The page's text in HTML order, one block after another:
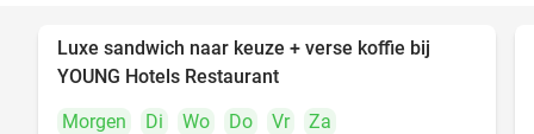
Luxe sandwich naar keuze + verse koffie bij
YOUNG Hotels Restaurant
Morgen
Di Wo Do Vr
Za